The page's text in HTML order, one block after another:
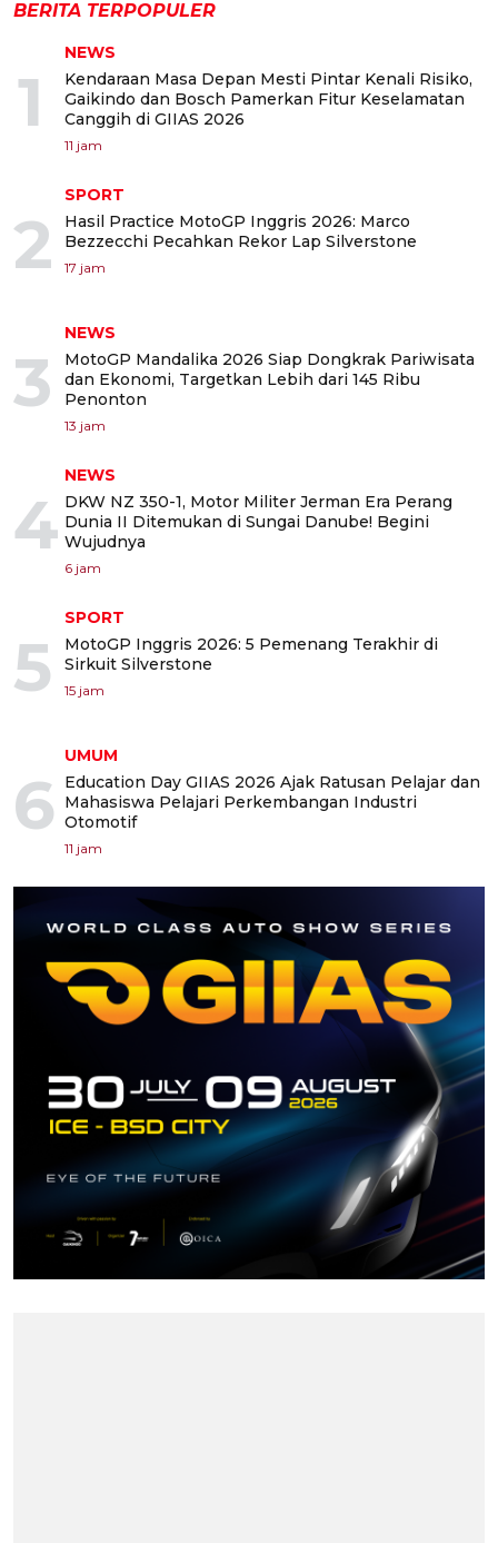
BERITA TERPOPULER
1
NEWS
Kendaraan Masa Depan Mesti Pintar Kenali Risiko,
Gaikindo dan Bosch Pamerkan Fitur Keselamatan
Canggih di GIIAS 2026
11 jam
2
SPORT
Hasil Practice MotoGP Inggris 2026: Marco
Bezzecchi Pecahkan Rekor Lap Silverstone
17 jam
3
NEWS
MotoGP Mandalika 2026 Siap Dongkrak Pariwisata
dan Ekonomi, Targetkan Lebih dari 145 Ribu
Penonton
13 jam
4
NEWS
DKW NZ 350-1, Motor Militer Jerman Era Perang
Dunia II Ditemukan di Sungai Danube! Begini
Wujudnya
6 jam
5
SPORT
MotoGP Inggris 2026: 5 Pemenang Terakhir di
Sirkuit Silverstone
15 jam
6
UMUM
Education Day GIIAS 2026 Ajak Ratusan Pelajar dan
Mahasiswa Pelajari Perkembangan Industri
Otomotif
11 jam